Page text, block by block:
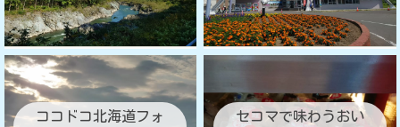
ココドコ北海道フォ
セコマで味わうおい